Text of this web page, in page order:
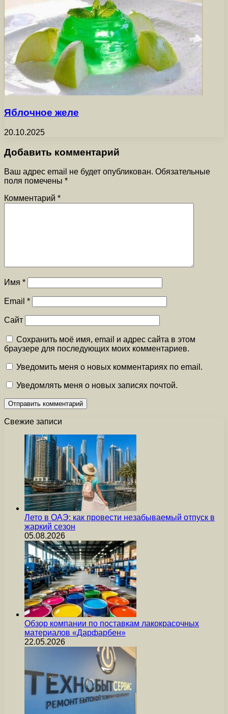
Яблочное желе
20.10.2025
Добавить комментарий
Ваш адрес email не будет опубликован. Обязательные
поля помечены *
Комментарий *
Имя *
Email *
Сайт
Сохранить моё имя, email и адрес сайта в этом
браузере для последующих моих комментариев.
Уведомить меня о новых комментариях по email.
Уведомлять меня о новых записях почтой.
Свежие записи
Лето в ОАЭ: как провести незабываемый отпуск в
жаркий сезон
05.08.2026
Обзор компании по поставкам лакокрасочных
материалов «Дарфарбен»
22.05.2026